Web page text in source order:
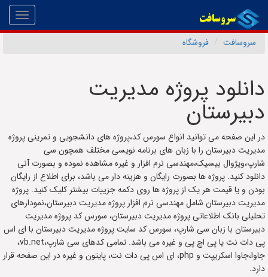
سروسافت
فروشگاه
دانلود پروژه مدیریت
دبیرستان
در این صفحه می توانید انواع سورس کد،پروژه های دانشجویی و تمرینی پروژه
مدیریت دبیرستان را با زبان های برنامه نویسی مختلف همچون سی
شارپ،ویژوال بیسیک،مهندسی نرم افزار و غیره مشاهده نموده و بصورت آنی
دانلود کنید. پروژه ها بصورت رایگان و هزینه دار می باشد، برای اطلاع از رایگان
بودن و یا قیمت هر یک از پروژه ها روی دکمه جزییات بیشتر کلیک کنید. پروژه
مدیریت دبیرستان شامل مهندسی نرم افزار پروژه مدیریت دبیرستان،نمودارهای
تحلیلی بانک اطلاعاتی پروژه مدیریت دبیرستان، سورس کد پروژه مدیریت
دبیرستان با زبان سی شارپ، سورس کد سایت پروژه مدیریت دبیرستان با ای اس
پی دات نت یا پی اچ پی و غیره می باشد. تمامی کدهای سی شارپ،vb.net،
جاوا،جاوا اسکریپت و php، ای اس پی دات نت، پایتون و غیره در این صفحه قرار
دارد.